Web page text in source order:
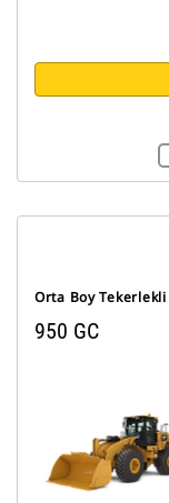
Orta Boy
950 GC